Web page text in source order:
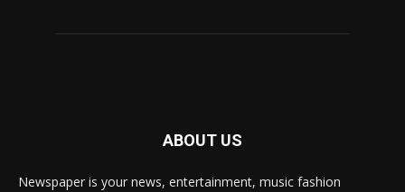
ABOUT US
Newspaper is your news, entertainment, music fashion